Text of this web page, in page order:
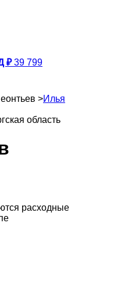
₽ 39 799
>Илья
область
расходные